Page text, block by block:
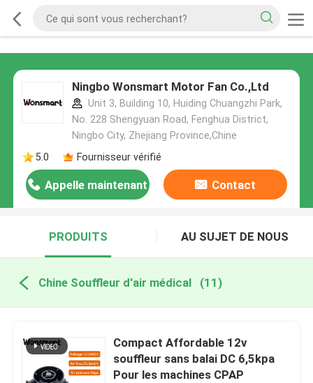
Ningbo Wonsmart Motor Fan Co.,Ltd
Unit 3, Building 10, Huiding Chuangzhi Park,
No. 228 Shengyuan Road, Fenghua District,
Ningbo City, Zhejiang Province,Chine
5.0
Fournisseur vérifié
Appelle maintenant Contact
PRODUITS AU SUJET DE NOUS
Chine Souffleur d'air médical (11)
Compact Affordable 12v
souffleur sans balai DC 6,5kpa
Pour les machines CPAP